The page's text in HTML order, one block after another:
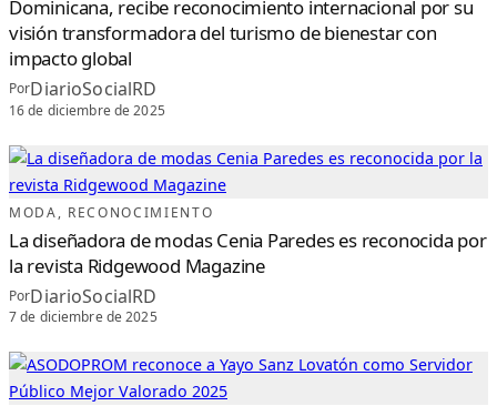
Dominicana, recibe reconocimiento internacional por su
visión transformadora del turismo de bienestar con
impacto global
PorDiarioSocialRD
16 de diciembre de 2025
MODA, RECONOCIMIENTO
La diseñadora de modas Cenia Paredes es reconocida por
la revista Ridgewood Magazine
PorDiarioSocialRD
7 de diciembre de 2025